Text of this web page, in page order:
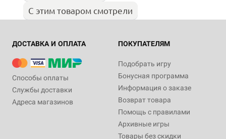
С этим товаром смотрели
ДОСТАВКА И ОПЛАТА
Способы оплаты
Службы доставки
Адреса магазинов
ПОКУПАТЕЛЯМ
Подобрать игру
Бонусная программа
Информация о заказе
Возврат товара
Помощь с правилами
Архивные игры
Товары без скидки